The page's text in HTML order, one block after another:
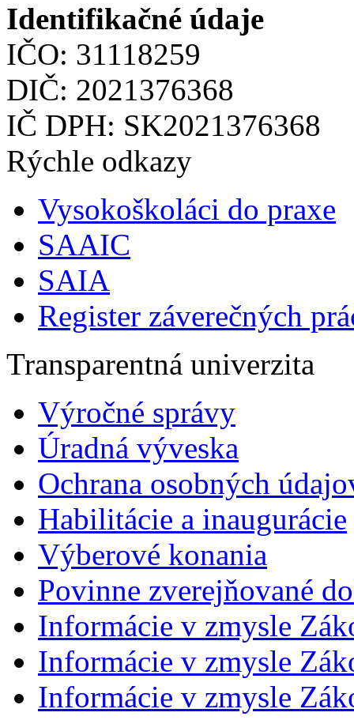
Identifikačné údaje
IČO: 31118259
DIČ: 2021376368
IČ DPH: SK2021376368
Rýchle odkazy
Vysokoškoláci do praxe
SAAIC
SAIA
Register záverečných
Transparentná univerzita
Výročné správy
Úradná výveska
Ochrana osobných
Habilitácie a inaugurácie
Výberové konania
Povinne zverejňované
Informácie v zmysle
Informácie v zmysle
Informácie v zmysle